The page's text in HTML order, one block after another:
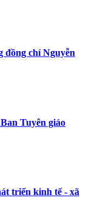
đồng chí Nguyễn
Tuyên giáo
triển kinh tế - xã